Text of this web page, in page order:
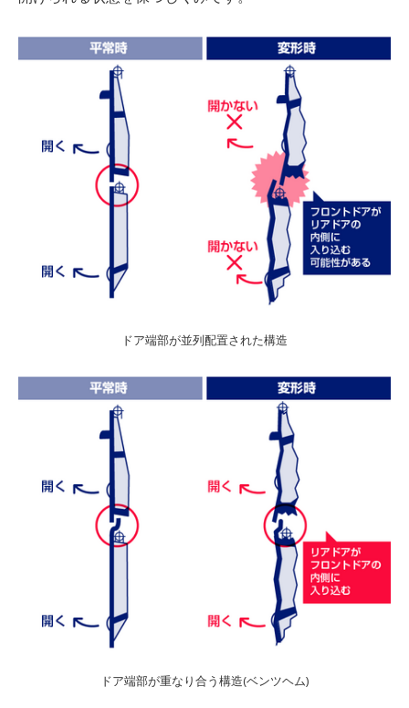
ドア端部が並列配置された構造
ドア端部が重なり合う構造(ベンツヘム)